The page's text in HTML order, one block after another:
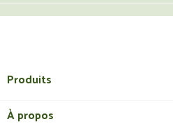
Produits
À propos